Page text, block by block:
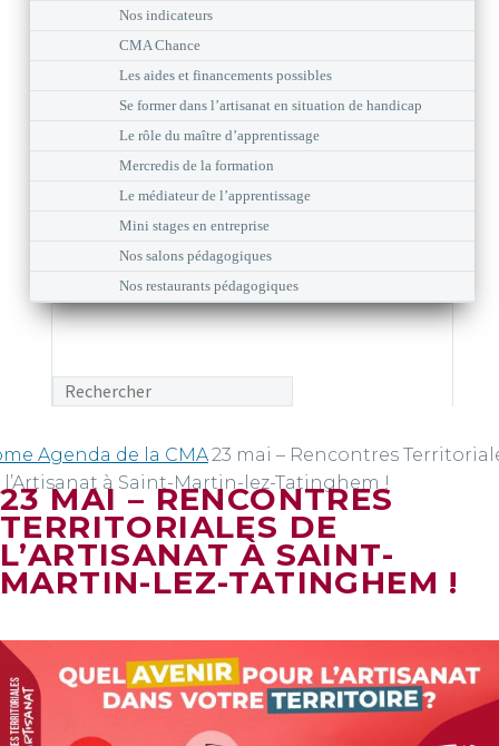
Nos indicateurs
CMA Chance
Les aides et financements possibles
Se former dans l’artisanat en situation de handicap
Le rôle du maître d’apprentissage
Mercredis de la formation
Le médiateur de l’apprentissage
Mini stages en entreprise
Nos salons pédagogiques
Nos restaurants pédagogiques
Agenda de la CMA23 mai – Rencontres
l’Artisanat à Saint-Martin-lez-Tatinghem !
23 MAI – RENCONTRES
TERRITORIALES DE
L’ARTISANAT À SAINT-
MARTIN-LEZ-TATINGHEM !